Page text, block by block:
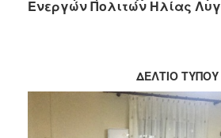
ΗΡΑΚΛΕΙΟ
Ενεργών Πολιτών Ηλίας
ΔΕΛΤΙΟ ΤΥΠΟΥ